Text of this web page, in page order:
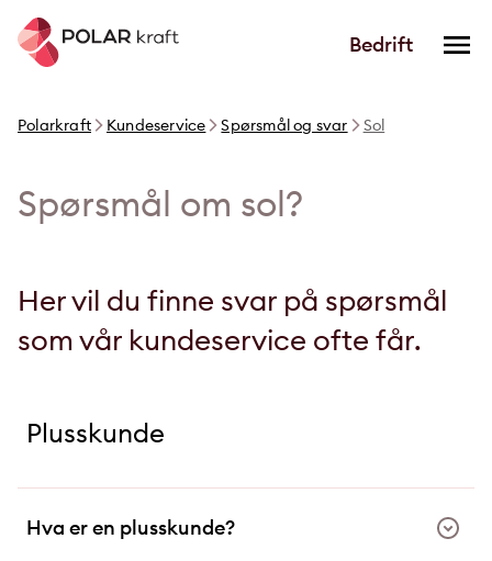
Bedrift
Polarkraft Kundeservice Spørsmål og svar Sol
Spørsmål om sol?
Her vil du finne svar på spørsmål
som vår kundeservice ofte får.
Plusskunde
Hva er en plusskunde?